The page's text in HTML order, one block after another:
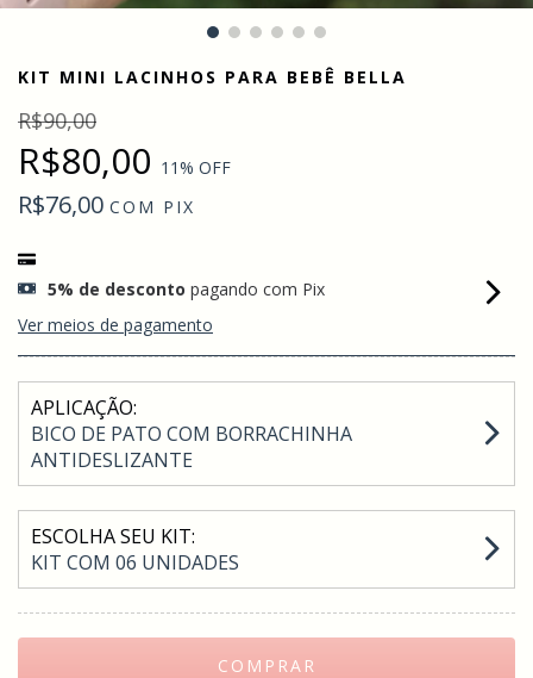
KIT MINI LACINHOS PARA BEBÊ BELLA
R$90,00
R$80,00 11% OFF
R$76,00 COM PIX
5% de desconto pagando com Pix
Ver meios de pagamento
APLICAÇÃO:
BICO DE PATO COM BORRACHINHA
ANTIDESLIZANTE
ESCOLHA SEU KIT:
KIT COM 06 UNIDADES